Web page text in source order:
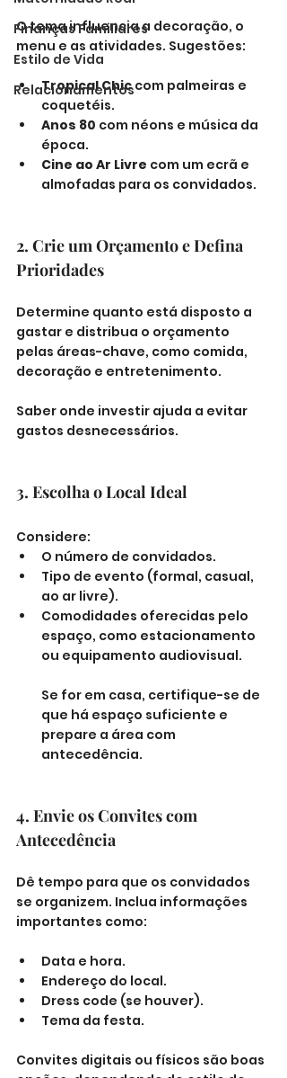
Finanças Familiares
Estilo de Vida
Relacionamentos
O tema influencia a decoração, o
menu e as atividades. Sugestões:
Tropical Chic com palmeiras e
coquetéis.
Anos 80 com néons e música da
época.
Cine ao Ar Livre com um ecrã e
almofadas para os convidados.
2. Crie um Orçamento e Defina
Prioridades
Determine quanto está disposto a
gastar e distribua o orçamento
pelas áreas-chave, como comida,
decoração e entretenimento.
Saber onde investir ajuda a evitar
gastos desnecessários.
3. Escolha o Local Ideal
Considere:
O número de convidados.
Tipo de evento (formal, casual,
ao ar livre).
Comodidades oferecidas pelo
espaço, como estacionamento
ou equipamento audiovisual.
Se for em casa, certifique-se de
que há espaço suficiente e
prepare a área com
antecedência.
4. Envie os Convites com
Antecedência
Dê tempo para que os convidados
se organizem. Inclua informações
importantes como:
Data e hora.
Endereço do local.
Dress code (se houver).
Tema da festa.
Convites digitais ou físicos são boas